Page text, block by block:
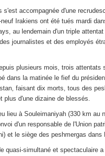
s'est accompagnée d'une
Irakiens ont été tués mardi
au lendemain d'un triple
journalistes et des employés
plusieurs mois, trois attentats
dans la matinée le fief du
faisant dix morts, tous des
plus d'une dizaine de blessés.
lieu à Souleimaniyah (330 km au
d'un responsable de l'Union
et le siège des peshmergas dans
quasi-simultané et spectaculaire